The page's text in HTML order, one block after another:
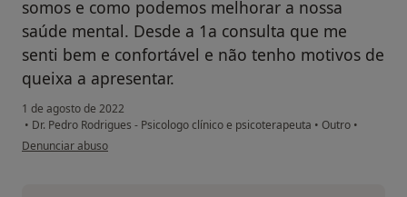
somos e como podemos melhorar a nossa
saúde mental. Desde a 1a consulta que me
senti bem e confortável e não tenho motivos de
queixa a apresentar.
1 de agosto de 2022
• Dr. Pedro Rodrigues - Psicologo clínico e psicoterapeuta • Outro •
na opinião do utilizador JD
Denunciar abuso